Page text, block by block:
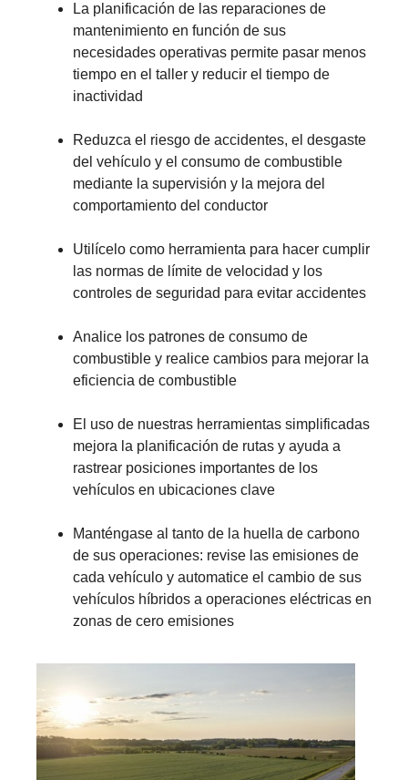
La planificación de las reparaciones de
mantenimiento en función de sus
necesidades operativas permite pasar menos
tiempo en el taller y reducir el tiempo de
inactividad
Reduzca el riesgo de accidentes, el desgaste
del vehículo y el consumo de combustible
mediante la supervisión y la mejora del
comportamiento del conductor
Utilícelo como herramienta para hacer cumplir
las normas de límite de velocidad y los
controles de seguridad para evitar accidentes
Analice los patrones de consumo de
combustible y realice cambios para mejorar la
eficiencia de combustible
El uso de nuestras herramientas simplificadas
mejora la planificación de rutas y ayuda a
rastrear posiciones importantes de los
vehículos en ubicaciones clave
Manténgase al tanto de la huella de carbono
de sus operaciones: revise las emisiones de
cada vehículo y automatice el cambio de sus
vehículos híbridos a operaciones eléctricas en
zonas de cero emisiones